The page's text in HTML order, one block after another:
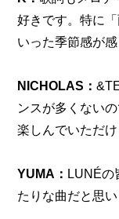
好きです。特に
いった季節感が
NICHOLAS：
ンスが多くない
楽しんでいただけ
YUMA： LUNÉの
たりな曲だと思い